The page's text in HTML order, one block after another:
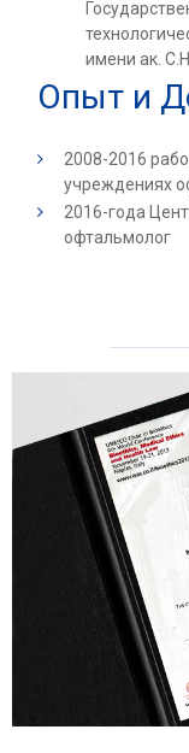
имени ак.
Опыт и
2008-2016
учреждениях
2016-года
офтальмолог